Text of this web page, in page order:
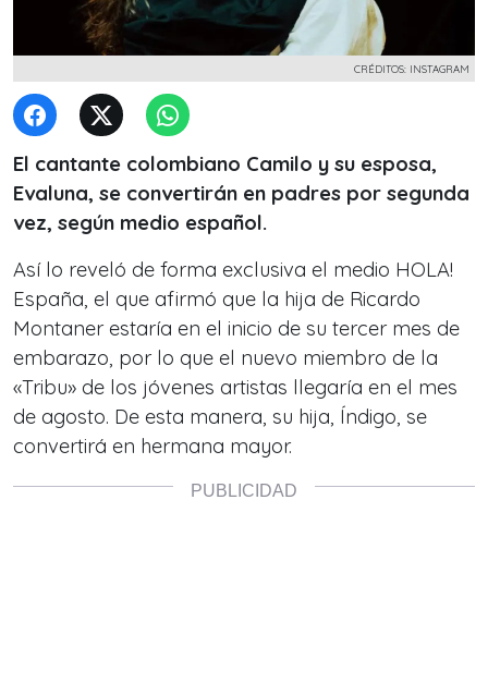
CRÉDITOS: INSTAGRAM
El cantante colombiano Camilo y su esposa,
Evaluna, se convertirán en padres por segunda
vez, según medio español.
Así lo reveló de forma exclusiva el medio HOLA!
España, el que afirmó que la hija de Ricardo
Montaner estaría en el inicio de su tercer mes de
embarazo, por lo que el nuevo miembro de la
«Tribu» de los jóvenes artistas llegaría en el mes
de agosto. De esta manera, su hija, Índigo, se
convertirá en hermana mayor.